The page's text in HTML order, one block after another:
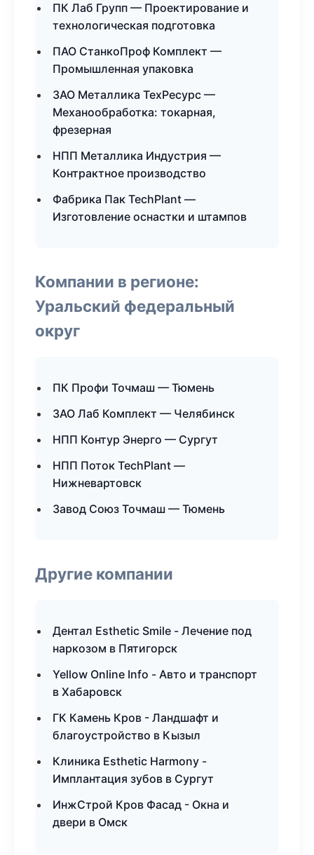
ПК Лаб Групп — Проектирование и
технологическая подготовка
ПАО СтанкоПроф Комплект —
Промышленная упаковка
ЗАО Металлика ТехРесурс —
Механообработка: токарная,
фрезерная
НПП Металлика Индустрия —
Контрактное производство
Фабрика Пак TechPlant —
Изготовление оснастки и штампов
Компании в регионе:
Уральский федеральный
округ
ПК Профи Точмаш — Тюмень
ЗАО Лаб Комплект — Челябинск
НПП Контур Энерго — Сургут
НПП Поток TechPlant —
Нижневартовск
Завод Союз Точмаш — Тюмень
Другие компании
Дентал Esthetic Smile - Лечение под
наркозом в Пятигорск
Yellow Online Info - Авто и транспорт
в Хабаровск
ГК Камень Кров - Ландшафт и
благоустройство в Кызыл
Клиника Esthetic Harmony -
Имплантация зубов в Сургут
ИнжСтрой Кров Фасад - Окна и
двери в Омск